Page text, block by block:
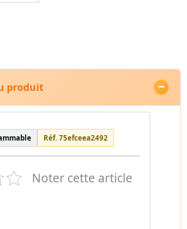
produit
Réf. 75efceea2492
Noter cette article